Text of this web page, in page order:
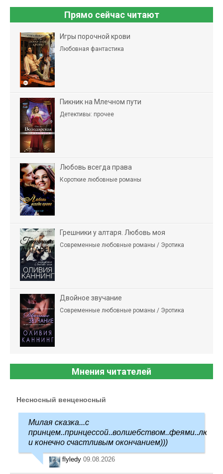
Прямо сейчас читают
Игры порочной крови
Любовная фантастика
Пикник на Млечном пути
Детективы: прочее
Любовь всегда права
Короткие любовные романы
Грешники у алтаря. Любовь моя
Современные любовные романы / Эротика
Двойное звучание
Современные любовные романы / Эротика
Мнения читателей
Несносный венценосный
Милая сказка...с
и конечно счастливым окончанием)))
flyledy 09.08.2026